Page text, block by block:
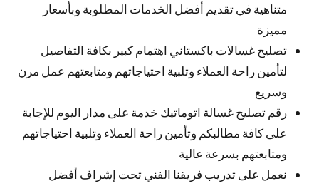
متناهية في تقديم أفضل الخدمات المطلوبة وبأسعار
مميزة
تصليح غسالات باكستاني اهتمام كبير بكافة التفاصيل
لتأمين راحة العملاء وتلبية احتياجاتهم ومتابعتهم عمل مرن
وسريع
رقم تصليح غسالة اتوماتيك خدمة على مدار اليوم للإجابة
على كافة مطالبكم وتأمين راحة العملاء وتلبية احتياجاتهم
ومتابعتهم بسرعة عالية
نعمل على تدريب فريقنا الفني تحت إشراف أفضل